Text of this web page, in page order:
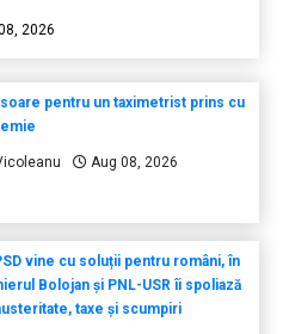
2026
pentru un taximetrist prins cu
Aug 08, 2026
vine cu soluții pentru români, în
Bolojan și PNL-USR îi spoliază
taxe și scumpiri